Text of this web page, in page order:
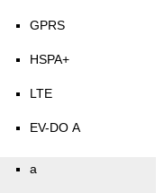
GPRS
HSPA+
LTE
EV-DO A
a